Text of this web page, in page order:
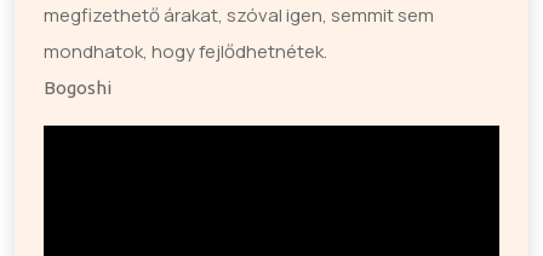
megfizethető árakat, szóval igen, semmit sem
mondhatok, hogy fejlődhetnétek.
Bogoshi